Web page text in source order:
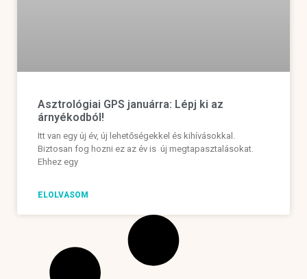
Asztrológiai GPS januárra: Lépj ki az
árnyékodból!
Itt van egy új év, új lehetőségekkel és kihívásokkal.
Biztosan fog hozni ez az év is új megtapasztalásokat.
Ehhez egy
ELOLVASOM